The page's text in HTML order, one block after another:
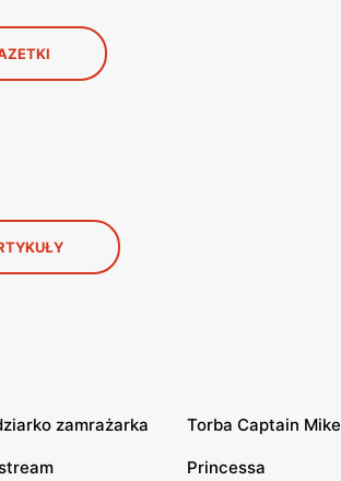
zamrażarka Torba Captain Mike
Princessa